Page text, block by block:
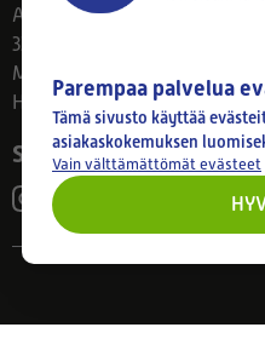
Ahlmanintie 61
33800 Tampere
Ma–Pe 8–17
Huom! Myymälän
Seuraa meitä
Parempaa palvelua
Tämä sivusto käyttää
asiakaskokemuksen
Vain välttämättömät evästeet